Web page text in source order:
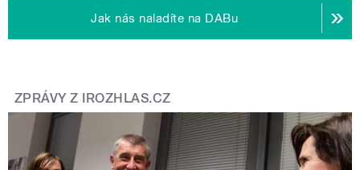
Jak nás naladíte na DABu
ZPRÁVY Z IROZHLAS.CZ